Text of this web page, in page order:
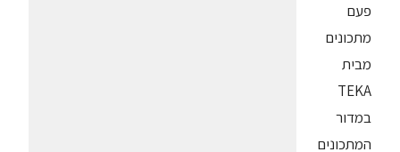
פעם
מתכונים
מבית
TEKA
במדור
המתכונים